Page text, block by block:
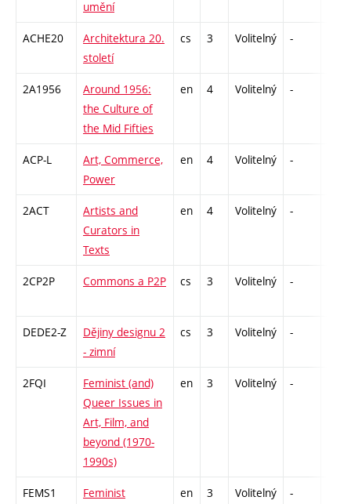
umění
ACHE20
Architektura 20.
století
cs 3 Volitelný -
2A1956
Around 1956:
the Culture of
the Mid Fifties
en 4 Volitelný -
ACP-L
Art, Commerce,
Power
en 4 Volitelný -
2ACT
Artists and
Curators in
Texts
en 4 Volitelný -
2CP2P Commons a P2P cs 3 Volitelný -
DEDE2-Z
Dějiny designu 2
- zimní
cs 3 Volitelný -
2FQI
Feminist (and)
Queer Issues in
Art, Film, and
beyond (1970-
1990s)
en 3 Volitelný -
FEMS1
Feminist
en 3 Volitelný -